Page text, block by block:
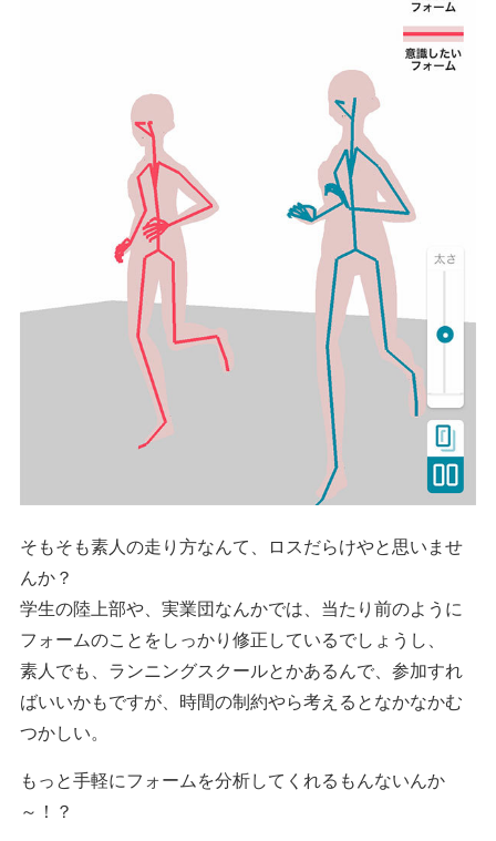
そもそも素人の走り方なんて、ロスだらけやと思いませ
んか？
学生の陸上部や、実業団なんかでは、当たり前のように
フォームのことをしっかり修正しているでしょうし、
素人でも、ランニングスクールとかあるんで、参加すれ
ばいいかもですが、時間の制約やら考えるとなかなかむ
つかしい。
もっと手軽にフォームを分析してくれるもんないんか
～！？